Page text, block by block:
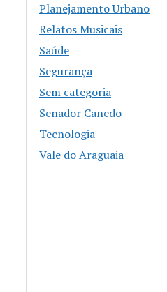
Planejamento Urbano
Relatos Musicais
Saúde
Segurança
Sem categoria
Senador Canedo
Tecnologia
Vale do Araguaia